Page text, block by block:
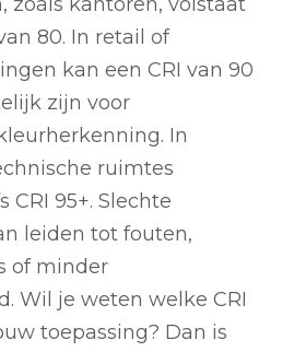
80. In retail of
kan een CRI van 90
zijn voor
In
ruimtes
CRI 95+. Slechte
leiden tot fouten,
of minder
Wil je weten welke CRI
toepassing? Dan is